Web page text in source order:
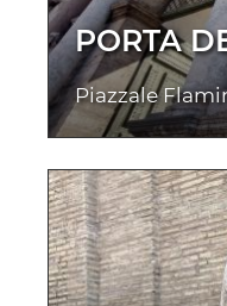
PORTA
Piazzale